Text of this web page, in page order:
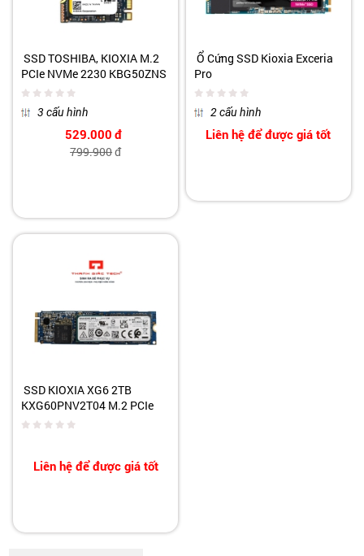
SSD TOSHIBA, KIOXIA M.2
PCIe NVMe 2230 KBG50ZNS
3 cấu hình
529.000 đ
799.900đ
Ổ Cứng SSD Kioxia Exceria
Pro
2 cấu hình
Liên hệ để được giá tốt
SSD KIOXIA XG6 2TB
KXG60PNV2T04 M.2 PCIe
NVMe 2280
Liên hệ để được giá tốt